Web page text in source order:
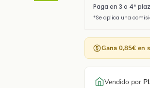
Gana 0,85€ en
Vendido por